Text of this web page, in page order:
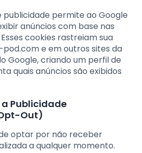
publicidade permite ao Google
anúncios com base nas
cookies rastreiam sua
e em outros sites da
Google, criando um perfil de
quais anúncios são exibidos
Publicidade
Out)
optar por não receber
a qualquer momento.